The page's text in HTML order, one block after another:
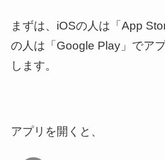
まずは、iOSの人は「App
の人は「Google Play」でア
します。
アプリを開くと、